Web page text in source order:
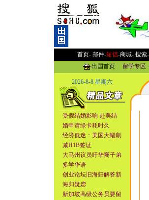
首页- 邮件-短信-商城- 搜索-
出国首页
留学专区-
2026-8-8 星期六
受假结婚影响 赴美结
婚申请绿卡耗时久
经济低迷：美国大幅削
减H1B签证
大马州议员吁华裔子弟
多学华语
创业论坛旧海归解答新
海归疑虑
新加坡高级公务员要留